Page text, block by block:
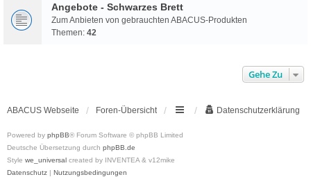
Angebote - Schwarzes Brett
Zum Anbieten von gebrauchten ABACUS-Produkten
Themen: 42
Gehe Zu
ABACUS Webseite Foren-Übersicht Datenschutzerklärung
Powered by phpBB® Forum Software © phpBB Limited
Deutsche Übersetzung durch phpBB.de
Style we_universal created by INVENTEA & v12mike
Datenschutz | Nutzungsbedingungen